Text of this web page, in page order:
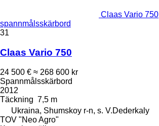
Claas Vario 750
spannmålsskärbord
31
Claas Vario 750
24 500 € ≈ 268 600 kr
Spannmålsskärbord
2012
Täckning 7,5 m
Ukraina, Shumskoy r-n, s. V.Dederkaly
TOV "Neo Agro"